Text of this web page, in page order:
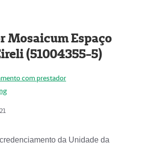
Mosaicum Espaço
(51004355-5)
com prestador
da Unidade da